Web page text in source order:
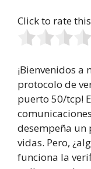
Click to rate
¡Bienvenidos
protocolo de
puerto 50/tcp!
desempeña un
vidas. Pero,
funciona la